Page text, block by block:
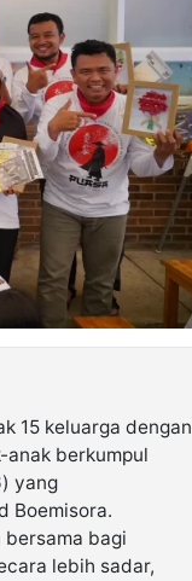
15 keluarga dengan
berkumpul
yang
Boemisora.
bagi
lebih sadar,